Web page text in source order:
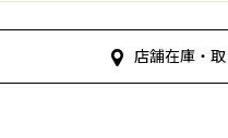
店舗在庫・